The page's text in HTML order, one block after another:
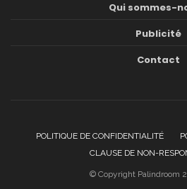
Qui sommes-
Publicité
Contact
POLITIQUE DE CONFIDENTIALITÉ
CLAUSE DE NON-
© Copyright Palindroom